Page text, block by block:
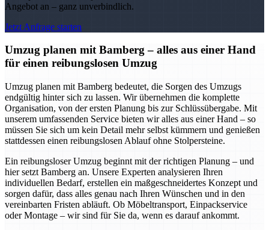
Angebot an – ganz unverbindlich.
Jetzt Anfrage starten
Umzug planen mit Bamberg – alles aus einer Hand
für einen reibungslosen Umzug
Umzug planen mit Bamberg bedeutet, die Sorgen des Umzugs
endgültig hinter sich zu lassen. Wir übernehmen die komplette
Organisation, von der ersten Planung bis zur Schlüssübergabe. Mit
unserem umfassenden Service bieten wir alles aus einer Hand – so
müssen Sie sich um kein Detail mehr selbst kümmern und genießen
stattdessen einen reibungslosen Ablauf ohne Stolpersteine.
Ein reibungsloser Umzug beginnt mit der richtigen Planung – und
hier setzt Bamberg an. Unsere Experten analysieren Ihren
individuellen Bedarf, erstellen ein maßgeschneidertes Konzept und
sorgen dafür, dass alles genau nach Ihren Wünschen und in den
vereinbarten Fristen abläuft. Ob Möbeltransport, Einpackservice
oder Montage – wir sind für Sie da, wenn es darauf ankommt.